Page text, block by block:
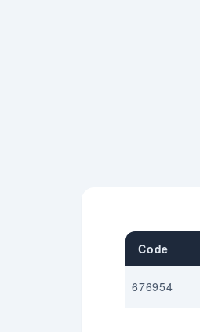
Code
676954